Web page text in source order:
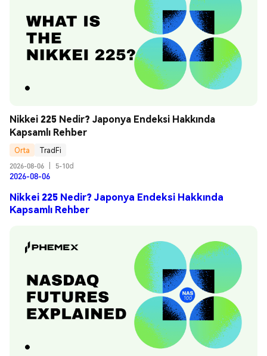
Nikkei 225 Nedir? Japonya Endeksi Hakkında
Kapsamlı Rehber
Orta
TradFi
2026-08-06
5-10d
2026-08-06
Nikkei 225 Nedir? Japonya Endeksi Hakkında
Kapsamlı Rehber